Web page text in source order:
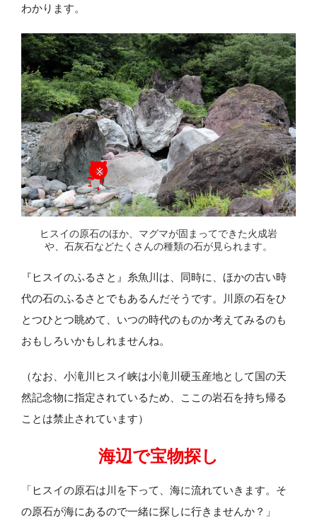
わかります。
ヒスイの原石のほか、マグマが固まってできた火成岩
や、石灰石などたくさんの種類の石が見られます。
『ヒスイのふるさと』糸魚川は、同時に、ほかの古い時
代の石のふるさとでもあるんだそうです。川原の石をひ
とつひとつ眺めて、いつの時代のものか考えてみるのも
おもしろいかもしれませんね。
（なお、小滝川ヒスイ峡は小滝川硬玉産地として国の天
然記念物に指定されているため、ここの岩石を持ち帰る
ことは禁止されています）
海辺で宝物探し
「ヒスイの原石は川を下って、海に流れていきます。そ
の原石が海にあるので一緒に探しに行きませんか？」